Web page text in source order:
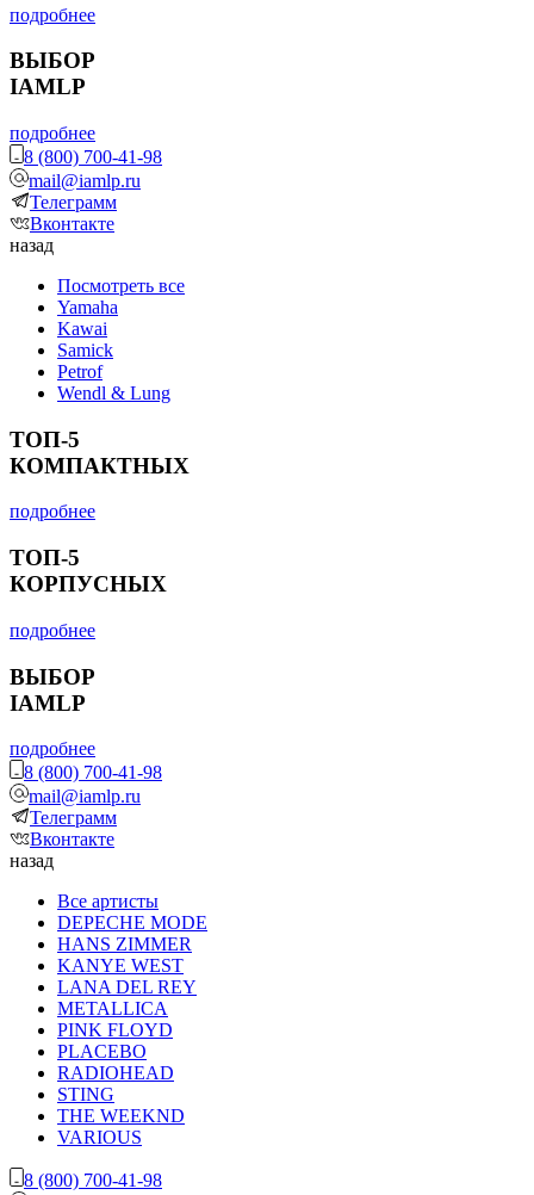
подробнее
ВЫБОР
IAMLP
подробнее
8 (800) 700-41-98
mail@iamlp.ru
Телеграмм
Вконтакте
назад
Посмотреть все
Yamaha
Kawai
Samick
Petrof
Wendl & Lung
ТОП-5
КОМПАКТНЫХ
подробнее
ТОП-5
КОРПУСНЫХ
подробнее
ВЫБОР
IAMLP
подробнее
8 (800) 700-41-98
mail@iamlp.ru
Телеграмм
Вконтакте
назад
Все артисты
DEPECHE MODE
HANS ZIMMER
KANYE WEST
LANA DEL REY
METALLICA
PINK FLOYD
PLACEBO
RADIOHEAD
STING
THE WEEKND
VARIOUS
8 (800) 700-41-98